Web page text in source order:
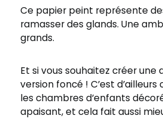
Ce papier peint représente
ramasser des glands. Une
grands.
Et si vous souhaitez créer
version foncé ! C’est
les chambres d’enfants
apaisant, et cela fait aussi